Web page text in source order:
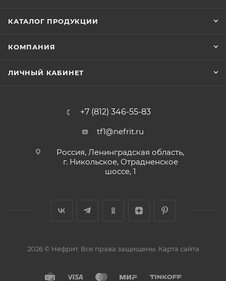
КАТАЛОГ ПРОДУКЦИИ
КОМПАНИЯ
ЛИЧНЫЙ КАБИНЕТ
+7 (812) 346-55-83
tf1@nefrit.ru
Россия, Ленинградская область,
г. Никольское, Отрадненское
шоссе, 1
2026 © Нефрит. Все права защищены. Карта сайта